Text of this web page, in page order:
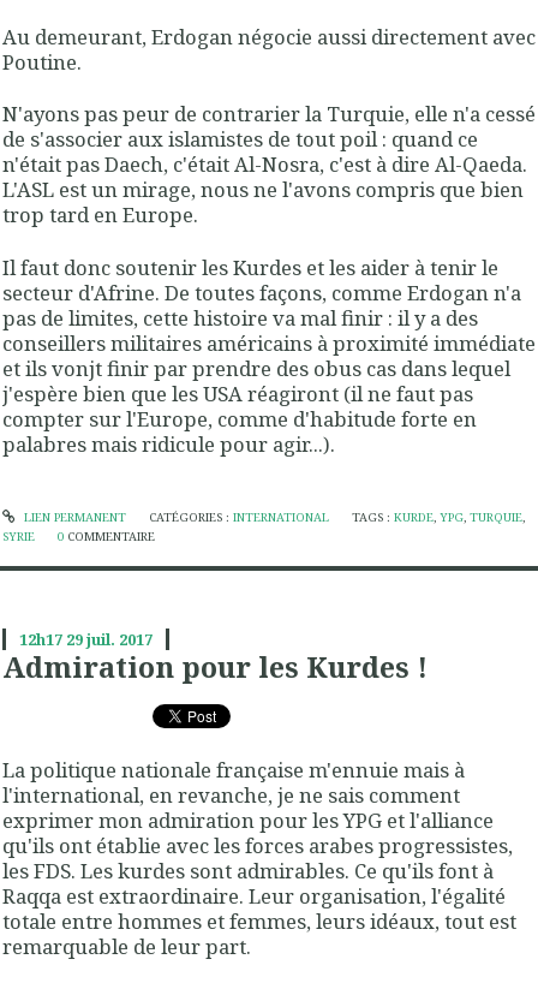
Au demeurant, Erdogan négocie aussi directement avec
Poutine.
N'ayons pas peur de contrarier la Turquie, elle n'a cessé
de s'associer aux islamistes de tout poil : quand ce
n'était pas Daech, c'était Al-Nosra, c'est à dire Al-Qaeda.
L'ASL est un mirage, nous ne l'avons compris que bien
trop tard en Europe.
Il faut donc soutenir les Kurdes et les aider à tenir le
secteur d'Afrine. De toutes façons, comme Erdogan n'a
pas de limites, cette histoire va mal finir : il y a des
conseillers militaires américains à proximité immédiate
et ils vonjt finir par prendre des obus cas dans lequel
j'espère bien que les USA réagiront (il ne faut pas
compter sur l'Europe, comme d'habitude forte en
palabres mais ridicule pour agir...).
LIEN PERMANENT CATÉGORIES : INTERNATIONAL TAGS :KURDE,YPG,TURQUIE,
SYRIE
0 COMMENTAIRE
12h17 29juil. 2017
Admiration pour les Kurdes !
La politique nationale française m'ennuie mais à
l'international, en revanche, je ne sais comment
exprimer mon admiration pour les YPG et l'alliance
qu'ils ont établie avec les forces arabes progressistes,
les FDS. Les kurdes sont admirables. Ce qu'ils font à
Raqqa est extraordinaire. Leur organisation, l'égalité
totale entre hommes et femmes, leurs idéaux, tout est
remarquable de leur part.